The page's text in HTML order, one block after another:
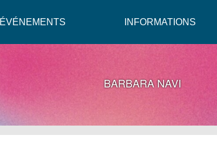
ÉVÉNEMENTS INFORMATIONS
BARBARA NAVI